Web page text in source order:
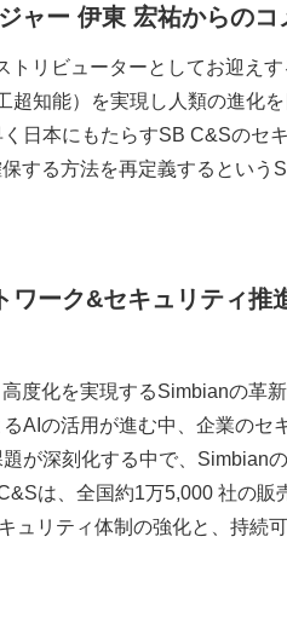
ャー 伊東 宏祐からのコ
リビューターとしてお迎え
超知能）を実現し人類の進化
日本にもたらすSB C&Sのセ
する方法を再定義するという
ワーク&セキュリティ推
度化を実現するSimbianの革
AIの活用が進む中、企業のセ
が深刻化する中で、Simbian
は、全国約1万5,000 社の販
ュリティ体制の強化と、持続